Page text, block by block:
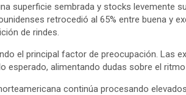
superficie sembrada y stocks levemente
retrocedió al 65% entre buena y
de rindes.
el principal factor de preocupación. Las
esperado, alimentando dudas sobre el
continúa procesando